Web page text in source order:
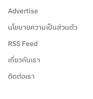
Advertise
นโยบายความเป็นส่วนตัว
RSS Feed
เกี่ยวกับเรา
ติดต่อเรา